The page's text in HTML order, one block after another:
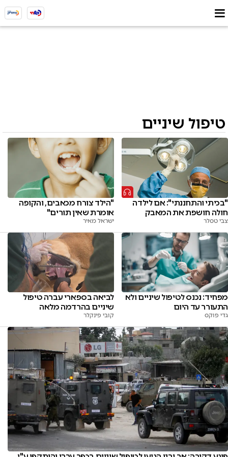
טיפול שיניים
"בכיתי והתחננתי": אם לילדה
חולה חושפת את המאבק
צבי טסלר
"הילד צורח מכאבים, והקופה
אומרת שאין תורים"
ישראל מאיר
מפחיד: נכנס לטיפול שיניים ולא
התעורר עד היום
גדי פוקס
לביאה בספארי עברה טיפול
שיניים בהרדמה מלאה
קובי פינקלר